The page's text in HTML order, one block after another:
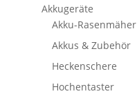
Akkugeräte
Akku-Rasenmäher
Akkus & Zubehör
Heckenschere
Hochentaster